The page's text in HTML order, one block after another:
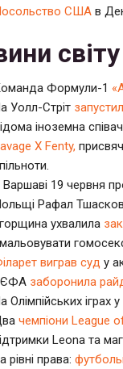
США в
світу
Формули-1
Уолл-Стріт
іноземна
X Fenty,
Варшаві 19 червня
Рафал
ухвалила
виграв суд у
заборонила
Олімпійських іграх
чемпіони League
Leona та
рівні права: